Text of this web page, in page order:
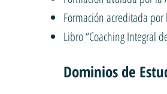
Formación acreditada por
Libro “Coaching Integral
Dominios de